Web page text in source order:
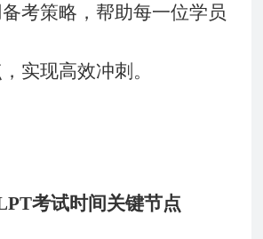
考策略，帮助每一位学员
实现高效冲刺。
考试时间关键节点